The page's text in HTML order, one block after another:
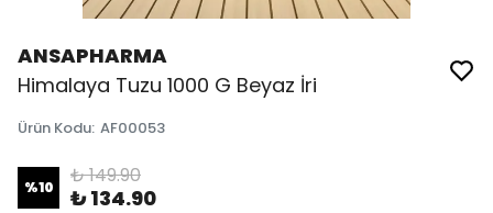
ANSAPHARMA
Himalaya Tuzu 1000 G Beyaz İri
Ürün Kodu: AF00053
%10 ₺ 149.90
₺ 134.90